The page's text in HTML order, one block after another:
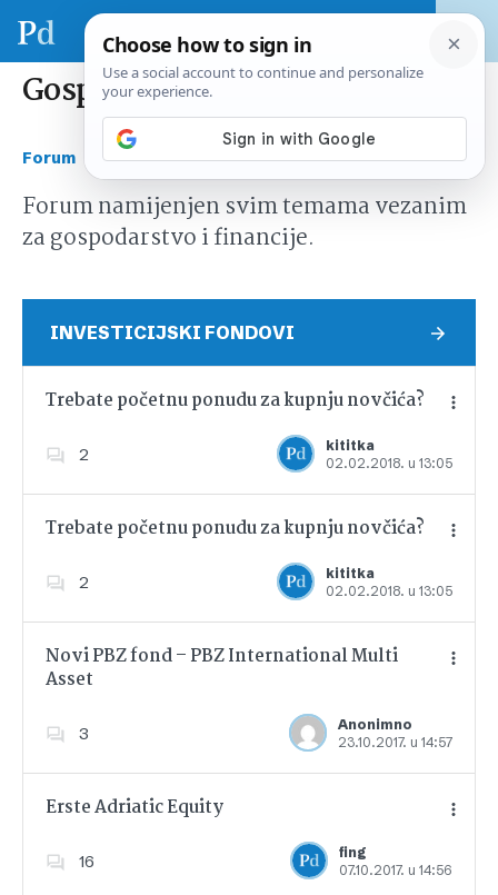
Gospodarstvo i financije
Forum Gospodarstvo i financije
Forum namijenjen svim temama vezanim
za gospodarstvo i financije.
INVESTICIJSKI FONDOVI
Trebate početnu ponudu za kupnju novčića?
2
kititka
02.02.2018. u 13:05
Dodajte u favorite
Trebate početnu ponudu za kupnju novčića?
2
kititka
02.02.2018. u 13:05
Dodajte u favorite
Novi PBZ fond – PBZ International Multi
Asset
3
Anonimno
23.10.2017. u 14:57
Dodajte u favorite
Erste Adriatic Equity
16
fing
07.10.2017. u 14:56
Dodajte u favorite